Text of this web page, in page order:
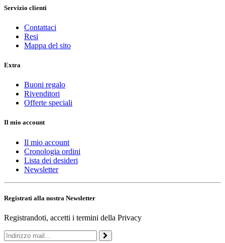
Servizio clienti
Contattaci
Resi
Mappa del sito
Extra
Buoni regalo
Rivenditori
Offerte speciali
Il mio account
Il mio account
Cronologia ordini
Lista dei desideri
Newsletter
Registrati alla nostra Newsletter
Registrandoti, accetti i termini della Privacy